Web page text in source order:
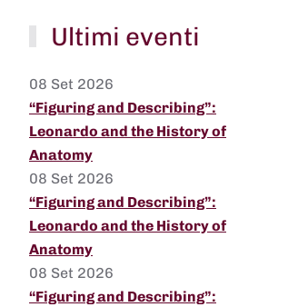
Ultimi eventi
08 Set 2026
“Figuring and Describing”:
Leonardo and the History of
Anatomy
08 Set 2026
“Figuring and Describing”:
Leonardo and the History of
Anatomy
08 Set 2026
“Figuring and Describing”: